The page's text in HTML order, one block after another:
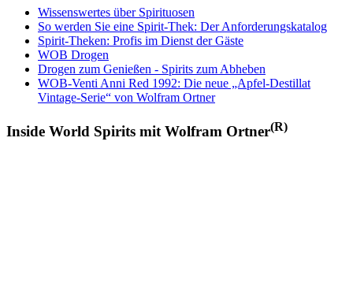
Wissenswertes über Spirituosen
So werden Sie eine Spirit-Thek: Der Anforderungskatalog
Spirit-Theken: Profis im Dienst der Gäste
WOB Drogen
Drogen zum Genießen - Spirits zum Abheben
WOB-Venti Anni Red 1992: Die neue „Apfel-Destillat
Vintage-Serie“ von Wolfram Ortner
Inside World Spirits mit Wolfram Ortner(R)